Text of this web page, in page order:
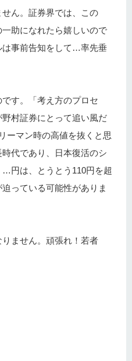
ん。証券界では、この
一助になれたら嬉しいので
事前告知をして…率先垂
す。「考え方のプロセ
村証券にとって追い風だ
ーマン時の高値を抜くと思
代であり、日本復活のシ
円は、とうとう110円を超
っている可能性がありま
ません。頑張れ！若者